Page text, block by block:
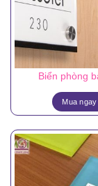
Biển phòng
Mua ngay